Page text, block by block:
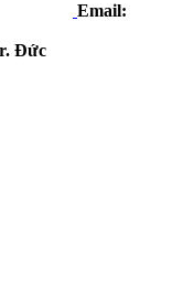
Email:
Đức